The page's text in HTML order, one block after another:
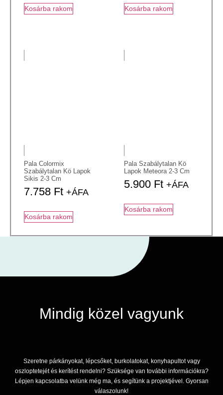
Kosárba rakom Kosárba rakom
Pala Colormix
Szabálytalan Kö Lapok
Sikis 2-3 Cm
7.758 Ft +ÁFA
Kosárba rakom
Pala Szabálytalan Kö
Lapok Meteora 2-3 Cm
5.900 Ft +ÁFA
Kosárba rakom
Mindig közel vagyunk
Szeretne párkányokat, lépcsőket, burkolatokat, konyhapultot vagy
oszloptetejét és kerítést rendelni? Szüksége van további információkra?
Lépjen kapcsolatba velünk még ma, és segítünk a projektjével. Gyorsan
válaszolunk!